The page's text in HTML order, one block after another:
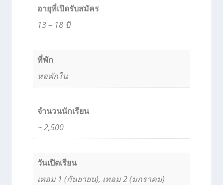
อายุที่เปิดรับสมัคร
13 – 18 ปี
ที่พัก
หอพักใน
จำนวนนักเรียน
~ 2,500
วันเปิดเรียน
เทอม 1 (กันยายน), เทอม 2 (มกราคม)